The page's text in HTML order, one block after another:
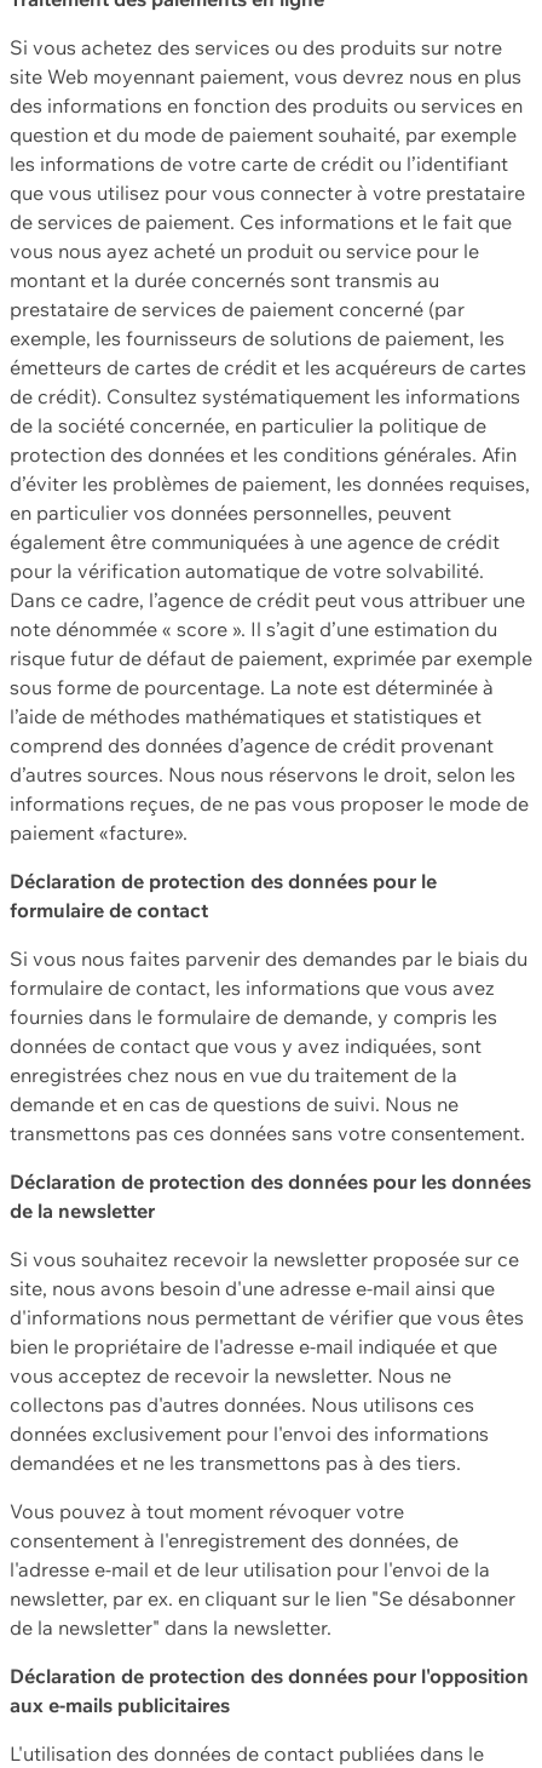
Si vous achetez des services ou des produits sur notre
site Web moyennant paiement, vous devrez nous en plus
des informations en fonction des produits ou services en
question et du mode de paiement souhaité, par exemple
les informations de votre carte de crédit ou l’identifiant
que vous utilisez pour vous connecter à votre prestataire
de services de paiement. Ces informations et le fait que
vous nous ayez acheté un produit ou service pour le
montant et la durée concernés sont transmis au
prestataire de services de paiement concerné (par
exemple, les fournisseurs de solutions de paiement, les
émetteurs de cartes de crédit et les acquéreurs de cartes
de crédit). Consultez systématiquement les informations
de la société concernée, en particulier la politique de
protection des données et les conditions générales. Afin
d’éviter les problèmes de paiement, les données requises,
en particulier vos données personnelles, peuvent
également être communiquées à une agence de crédit
pour la vérification automatique de votre solvabilité.
Dans ce cadre, l’agence de crédit peut vous attribuer une
note dénommée « score ». Il s’agit d’une estimation du
risque futur de défaut de paiement, exprimée par exemple
sous forme de pourcentage. La note est déterminée à
l’aide de méthodes mathématiques et statistiques et
comprend des données d’agence de crédit provenant
d’autres sources. Nous nous réservons le droit, selon les
informations reçues, de ne pas vous proposer le mode de
paiement «facture».
Déclaration de protection des données pour le
formulaire de contact
Si vous nous faites parvenir des demandes par le biais du
formulaire de contact, les informations que vous avez
fournies dans le formulaire de demande, y compris les
données de contact que vous y avez indiquées, sont
enregistrées chez nous en vue du traitement de la
demande et en cas de questions de suivi. Nous ne
transmettons pas ces données sans votre consentement.
Déclaration de protection des données pour les données
de la newsletter
Si vous souhaitez recevoir la newsletter proposée sur ce
site, nous avons besoin d'une adresse e-mail ainsi que
d'informations nous permettant de vérifier que vous êtes
bien le propriétaire de l'adresse e-mail indiquée et que
vous acceptez de recevoir la newsletter. Nous ne
collectons pas d'autres données. Nous utilisons ces
données exclusivement pour l'envoi des informations
demandées et ne les transmettons pas à des tiers.
Vous pouvez à tout moment révoquer votre
consentement à l'enregistrement des données, de
l'adresse e-mail et de leur utilisation pour l'envoi de la
newsletter, par ex. en cliquant sur le lien "Se désabonner
de la newsletter" dans la newsletter.
Déclaration de protection des données pour l'opposition
aux e-mails publicitaires
L'utilisation des données de contact publiées dans le